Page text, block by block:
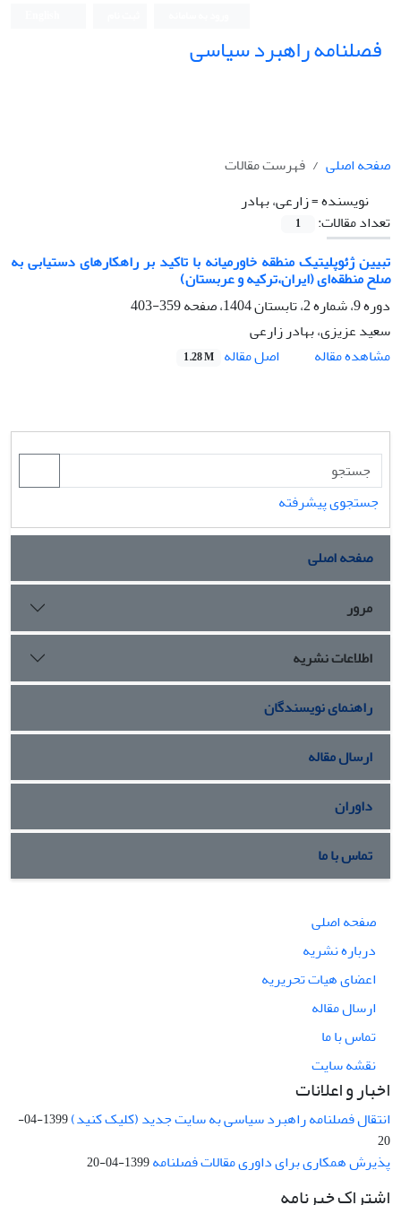
فصلنامه راهبرد سیاسی
صفحه اصلی
فهرست مقالات
نویسنده =زارعی، بهادر
تعداد مقالات:
1
تبیین ژئوپلیتیک منطقه خاورمیانه با تاکید بر راهکارهای دستیابی به
صلح منطقه‌ا‌ی (ایران،ترکیه و عربستان)
دوره 9، شماره 2، تابستان 1404، صفحه
359-403
سعید عزیزی، بهادر زارعی
مشاهده مقاله
اصل مقاله 1.28 M
جستجوی پیشرفته
صفحه اصلی
مرور
اطلاعات نشریه
راهنمای نویسندگان
ارسال مقاله
داوران
تماس با ما
صفحه اصلی
درباره نشریه
اعضای هیات تحریریه
ارسال مقاله
تماس با ما
نقشه سایت
اخبار و اعلانات
انتقال فصلنامه راهبرد سیاسی به سایت جدید (کلیک کنید)
1399-04-
20
پذیرش همکاری برای داوری مقالات فصلنامه1399-04-20
اشتراک خبرنامه